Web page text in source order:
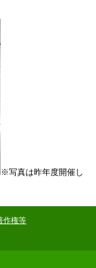
※写真は昨年度開催し
作権等